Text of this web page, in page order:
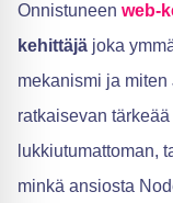
Onnistuneen web-
kehittäjä joka
mekanismi ja miten
ratkaisevan tärkeää
lukkiutumattoman,
minkä ansiosta